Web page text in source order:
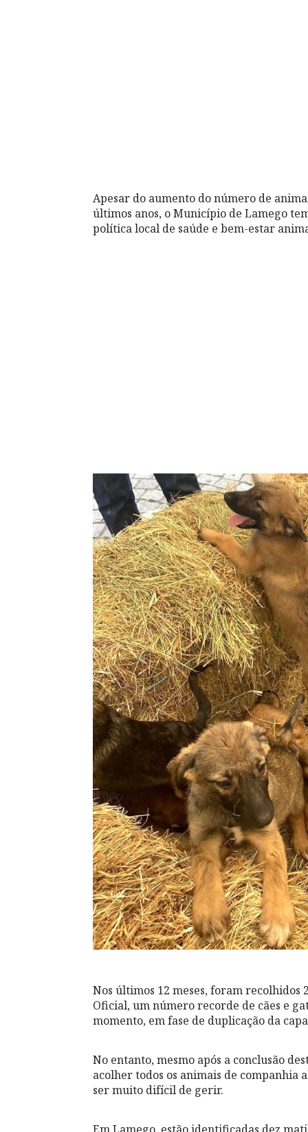
Apesar do aumento do número de
últimos anos, o Município de Lamego
política local de saúde e bem-estar
Nos últimos 12 meses, foram recolhidos
Oficial, um número recorde de cães e
momento, em fase de duplicação da
No entanto, mesmo após a conclusão
acolher todos os animais de companhia
ser muito difícil de gerir.